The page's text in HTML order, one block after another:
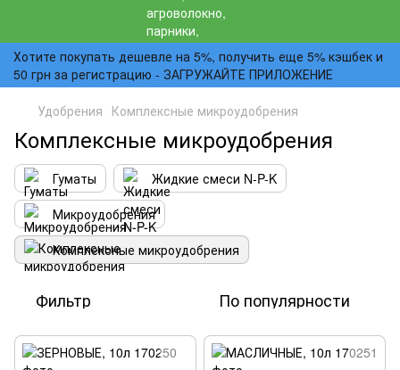
Хотите покупать дешевле на 5%, получить еще 5% кэшбек и
50 грн за регистрацию - ЗАГРУЖАЙТЕ ПРИЛОЖЕНИЕ
Удобрения Комплексные микроудобрения
Комплексные микроудобрения
Гуматы
Жидкие смеси N-P-K
Микроудобрения
Комплексные микроудобрения
Фильтр По популярности